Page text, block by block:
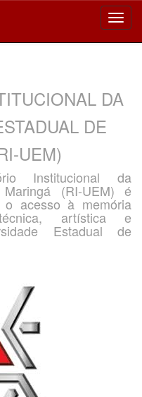
DA
DE
UEM)
Institucional da
(RI-UEM) é
o acesso à memória
artística e
Estadual de